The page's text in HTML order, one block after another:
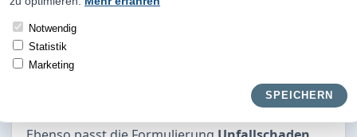
im Ist-Zustand, ohne dass der Halter vorher
weitere Reparaturkosten tragen muss.
Suchbegriffe für schnelle Hilfe
Für Verkäufer zählt oft eine schnelle und sichere
Motorschaden-Abwicklung ohne neue Kosten.
Notwendig
Statistik
Marketing
SPEICHERN